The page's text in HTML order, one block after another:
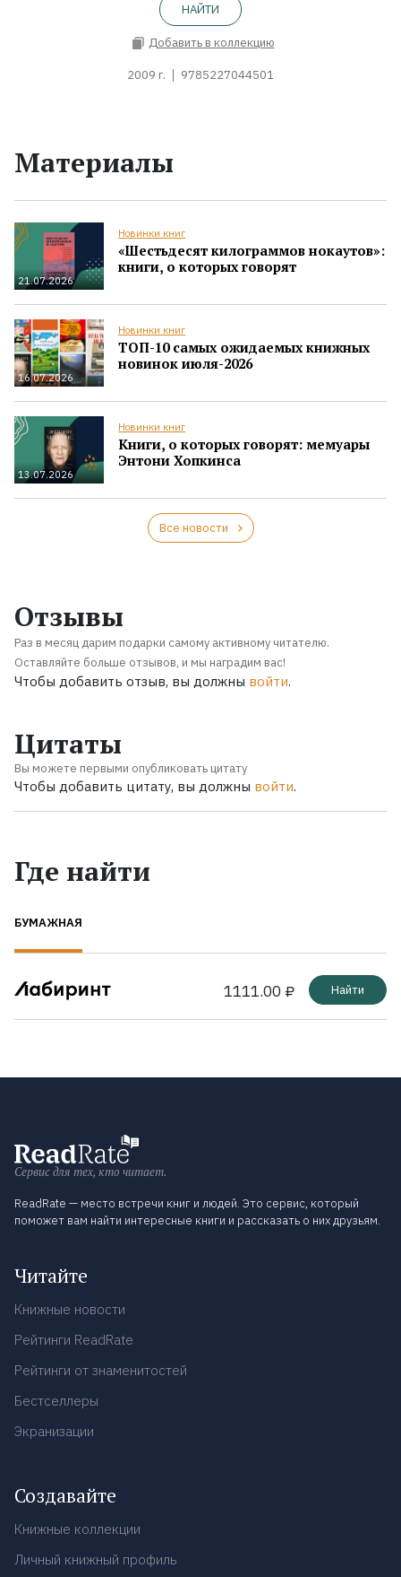
НАЙТИ
Добавить в коллекцию
2009 г. 9785227044501
Материалы
21.07.2026
Новинки книг
«Шестьдесят килограммов нокаутов»:
книги, о которых говорят
16.07.2026
Новинки книг
ТОП-10 самых ожидаемых книжных
новинок июля-2026
13.07.2026
Новинки книг
Книги, о которых говорят: мемуары
Энтони Хопкинса
Все новости
Отзывы
Раз в месяц дарим подарки самому активному читателю.
Оставляйте больше отзывов, и мы наградим вас!
Чтобы добавить отзыв, вы должны войти.
Цитаты
Вы можете первыми опубликовать цитату
Чтобы добавить цитату, вы должны войти.
Где найти
БУМАЖНАЯ
1111.00 ₽ Найти
Сервис для тех, кто читает.
ReadRate — место встречи книг и людей. Это сервис, который
поможет вам найти интересные книги и рассказать о них друзьям.
Читайте
Книжные новости
Рейтинги ReadRate
Рейтинги от знаменитостей
Бестселлеры
Экранизации
Создавайте
Книжные коллекции
Личный книжный профиль